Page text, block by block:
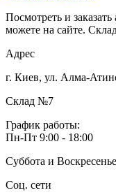
Посмотреть и
можете на сайте.
Адрес
г. Киев, ул. Алма-
Склад №7
График работы:
Пн-Пт 9:00 - 18:00
Суббота и
Соц. сети